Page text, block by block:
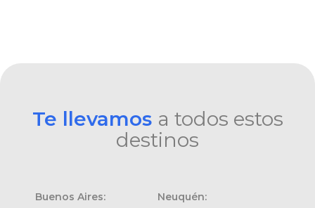
Te llevamos a todos estos
destinos
Buenos Aires:
Neuquén: